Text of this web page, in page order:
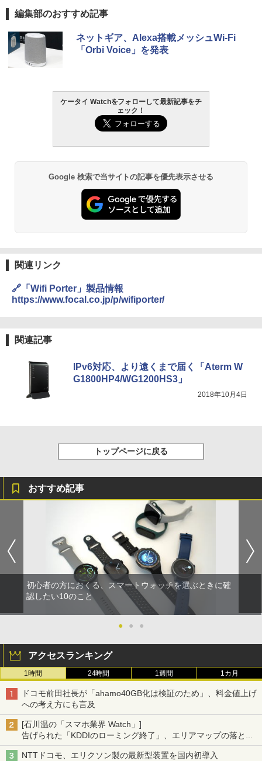
編集部のおすすめ記事
ネットギア、Alexa搭載メッシュWi-Fi
「Orbi Voice」を発表
ケータイ Watchをフォローして最新記事をチ
ェック！
Google 検索で当サイトの記事を優先表示させる
関連リンク
🔗「Wifi Porter」製品情報
https://www.focal.co.jp/p/wifiporter/
関連記事
IPv6対応、より遠くまで届く「Aterm W
G1800HP4/WG1200HS3」
2018年10月4日
トップページに戻る
おすすめ記事
初心者の方におくる、スマートウォッチを選ぶときに確
認したい10のこと
● ● ●
アクセスランキング
1時間 24時間 1週間 1カ月
ドコモ前田社長が「ahamo40GB化は検証のため」、料金値上げ
への考え方にも言及
[石川温の「スマホ業界 Watch」]
告げられた「KDDIのローミング終了」、エリアマップの落とし
穴と楽天モバイルの課題
NTTドコモ、エリクソン製の最新型装置を国内初導入